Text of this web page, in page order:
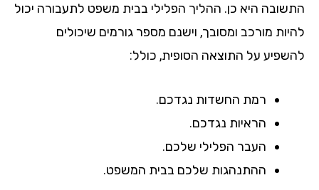
היא כן. ההליך הפלילי בבית משפט לתעבורה יכול
מורכב ומסובך, וישנם מספר גורמים שיכולים
על התוצאה הסופית, כולל:
רמת החשדות נגדכם.
הראיות נגדכם.
העבר הפלילי שלכם.
ההתנהגות שלכם בבית המשפט.